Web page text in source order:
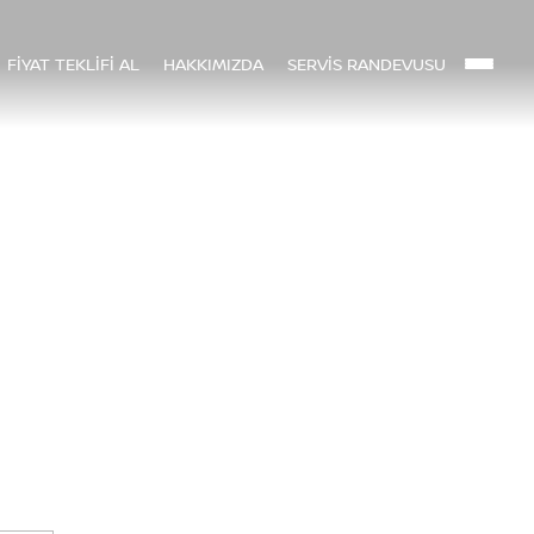
FİYAT TEKLİFİ AL HAKKIMIZDA SERVİS RANDEVUSU